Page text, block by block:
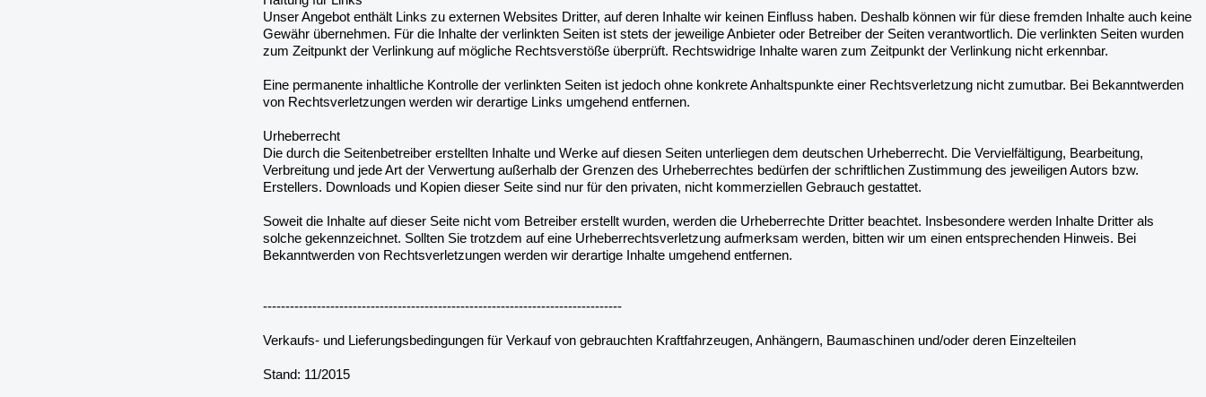
Unser Angebot enthält Links zu externen Websites Dritter, auf deren Inhalte wir keinen Einfluss haben. Deshalb können wir für diese fremden Inhalte auch keine
Gewähr übernehmen. Für die Inhalte der verlinkten Seiten ist stets der jeweilige Anbieter oder Betreiber der Seiten verantwortlich. Die verlinkten Seiten wurden
zum Zeitpunkt der Verlinkung auf mögliche Rechtsverstöße überprüft. Rechtswidrige Inhalte waren zum Zeitpunkt der Verlinkung nicht erkennbar.
Eine permanente inhaltliche Kontrolle der verlinkten Seiten ist jedoch ohne konkrete Anhaltspunkte einer Rechtsverletzung nicht zumutbar. Bei Bekanntwerden
von Rechtsverletzungen werden wir derartige Links umgehend entfernen.
Urheberrecht
Die durch die Seitenbetreiber erstellten Inhalte und Werke auf diesen Seiten unterliegen dem deutschen Urheberrecht. Die Vervielfältigung, Bearbeitung,
Verbreitung und jede Art der Verwertung außerhalb der Grenzen des Urheberrechtes bedürfen der schriftlichen Zustimmung des jeweiligen Autors bzw.
Erstellers. Downloads und Kopien dieser Seite sind nur für den privaten, nicht kommerziellen Gebrauch gestattet.
Soweit die Inhalte auf dieser Seite nicht vom Betreiber erstellt wurden, werden die Urheberrechte Dritter beachtet. Insbesondere werden Inhalte Dritter als
solche gekennzeichnet. Sollten Sie trotzdem auf eine Urheberrechtsverletzung aufmerksam werden, bitten wir um einen entsprechenden Hinweis. Bei
Bekanntwerden von Rechtsverletzungen werden wir derartige Inhalte umgehend entfernen.
--------------------------------------------------------------------------------
Verkaufs- und Lieferungsbedingungen für Verkauf von gebrauchten Kraftfahrzeugen, Anhängern, Baumaschinen und/oder deren Einzelteilen
Stand: 11/2015